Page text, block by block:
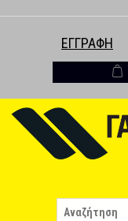
ΕΓΓΡΑΦΉ